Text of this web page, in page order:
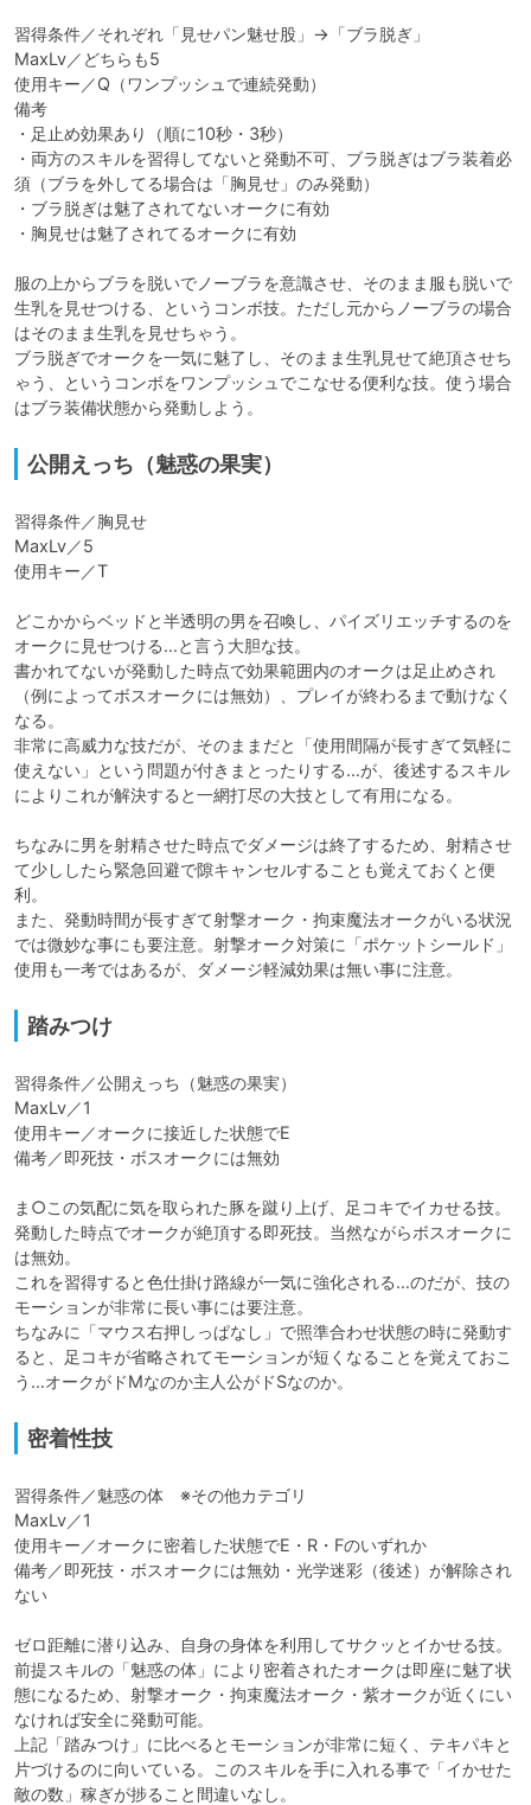
習得条件／それぞれ「見せパン魅せ股」→「ブラ脱ぎ」
MaxLv／どちらも5
使用キー／Q（ワンプッシュで連続発動）
備考
・足止め効果あり（順に10秒・3秒）
・両方のスキルを習得してないと発動不可、ブラ脱ぎはブラ装着必
須（ブラを外してる場合は「胸見せ」のみ発動）
・ブラ脱ぎは魅了されてないオークに有効
・胸見せは魅了されてるオークに有効
服の上からブラを脱いでノーブラを意識させ、そのまま服も脱いで
生乳を見せつける、というコンボ技。ただし元からノーブラの場合
はそのまま生乳を見せちゃう。
ブラ脱ぎでオークを一気に魅了し、そのまま生乳見せて絶頂させち
ゃう、というコンボをワンプッシュでこなせる便利な技。使う場合
はブラ装備状態から発動しよう。
公開えっち（魅惑の果実）
習得条件／胸見せ
MaxLv／5
使用キー／T
どこかからベッドと半透明の男を召喚し、パイズリエッチするのを
オークに見せつける…と言う大胆な技。
書かれてないが発動した時点で効果範囲内のオークは足止めされ
（例によってボスオークには無効）、プレイが終わるまで動けなく
なる。
非常に高威力な技だが、そのままだと「使用間隔が長すぎて気軽に
使えない」という問題が付きまとったりする…が、後述するスキル
によりこれが解決すると一網打尽の大技として有用になる。
ちなみに男を射精させた時点でダメージは終了するため、射精させ
て少ししたら緊急回避で隙キャンセルすることも覚えておくと便
利。
また、発動時間が長すぎて射撃オーク・拘束魔法オークがいる状況
では微妙な事にも要注意。射撃オーク対策に「ポケットシールド」
使用も一考ではあるが、ダメージ軽減効果は無い事に注意。
踏みつけ
習得条件／公開えっち（魅惑の果実）
MaxLv／1
使用キー／オークに接近した状態でE
備考／即死技・ボスオークには無効
ま○この気配に気を取られた豚を蹴り上げ、足コキでイカせる技。
発動した時点でオークが絶頂する即死技。当然ながらボスオークに
は無効。
これを習得すると色仕掛け路線が一気に強化される…のだが、技の
モーションが非常に長い事には要注意。
ちなみに「マウス右押しっぱなし」で照準合わせ状態の時に発動す
ると、足コキが省略されてモーションが短くなることを覚えておこ
う…オークがドMなのか主人公がドSなのか。
密着性技
習得条件／魅惑の体　※その他カテゴリ
MaxLv／1
使用キー／オークに密着した状態でE・R・Fのいずれか
備考／即死技・ボスオークには無効・光学迷彩（後述）が解除され
ない
ゼロ距離に潜り込み、自身の身体を利用してサクッとイかせる技。
前提スキルの「魅惑の体」により密着されたオークは即座に魅了状
態になるため、射撃オーク・拘束魔法オーク・紫オークが近くにい
なければ安全に発動可能。
上記「踏みつけ」に比べるとモーションが非常に短く、テキパキと
片づけるのに向いている。このスキルを手に入れる事で「イかせた
敵の数」稼ぎが捗ること間違いなし。